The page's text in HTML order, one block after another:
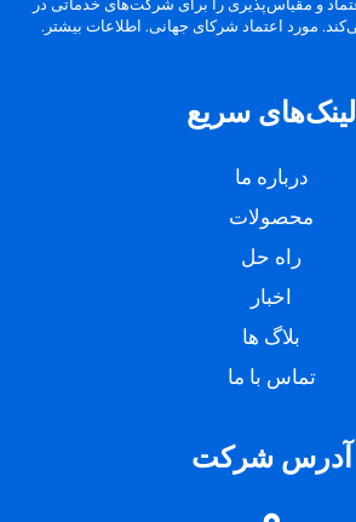
مورد اعتماد شرکای جهانی. اطلاعات بیشتر.
لینک‌های سریع
درباره ما
محصولات
راه حل
اخبار
بلاگ ها
تماس با ما
آدرس شرکت